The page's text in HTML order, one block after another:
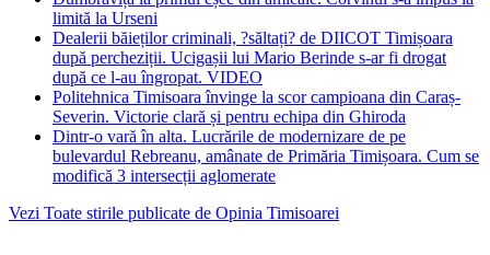
limită la Urseni
Dealerii băieților criminali, ?săltați? de DIICOT Timișoara
după percheziții. Ucigașii lui Mario Berinde s-ar fi drogat
după ce l-au îngropat. VIDEO
Politehnica Timisoara învinge la scor campioana din Caraș-
Severin. Victorie clară și pentru echipa din Ghiroda
Dintr-o vară în alta. Lucrările de modernizare de pe
bulevardul Rebreanu, amânate de Primăria Timișoara. Cum se
modifică 3 intersecții aglomerate
Vezi Toate stirile publicate de Opinia Timisoarei